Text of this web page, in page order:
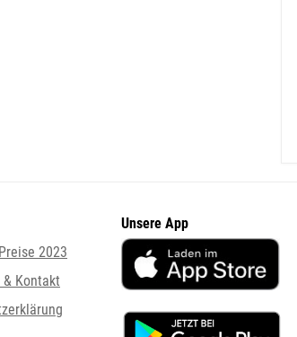
2023
Kontakt
Unsere App